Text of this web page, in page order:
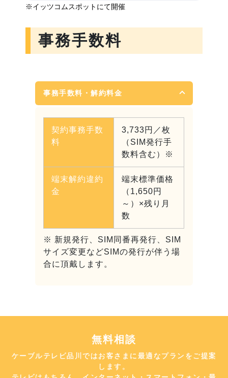
※イッツコムスポットにて開催
事務手数料
事務手数料・解約料金
契約事務手数
料
3,733円／枚
（SIM発行手
数料含む）※
端末解約違約
金
端末標準価格
（1,650円
～）×残り月
数
※ 新規発行、SIM同番再発行、SIM
サイズ変更などSIMの発行が伴う場
合に頂戴します。
無料相談
ケーブルテレビ品川ではお客さまに最適なプランをご提案
します。